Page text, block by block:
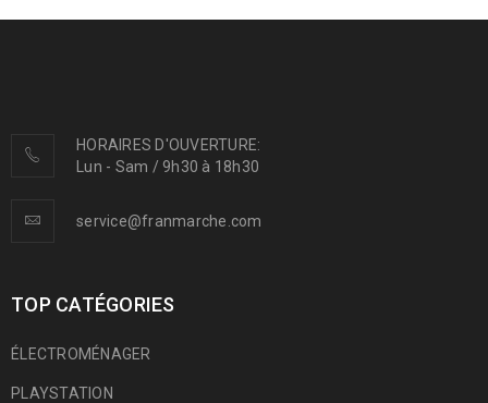
HORAIRES D'OUVERTURE:
Lun - Sam / 9h30 à 18h30
service@franmarche.com
TOP CATÉGORIES
ÉLECTROMÉNAGER
PLAYSTATION